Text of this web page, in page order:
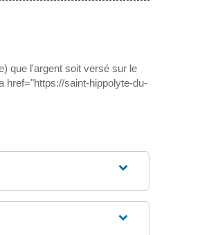
que l'argent soit versé sur le
href="https://saint-hippolyte-du-